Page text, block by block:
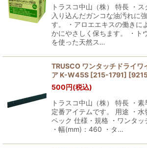
トラスコ中山（株） 特長 ・ス
入り込んだガンコな油汚れに
す。 ・アロエエキスの働きに
かにやさしく保ちます。 ・ト
を使った天然ス…
TRUSCO ワンタッチドライ
ア K-W45S [215-1791] [
500円(税込)
トラスコ中山（株） 特長 ・
定番アイテムです。 用途 ・水
ペック 仕様・規格 ・ワンタッ
・幅(mm)：460 ・タ…